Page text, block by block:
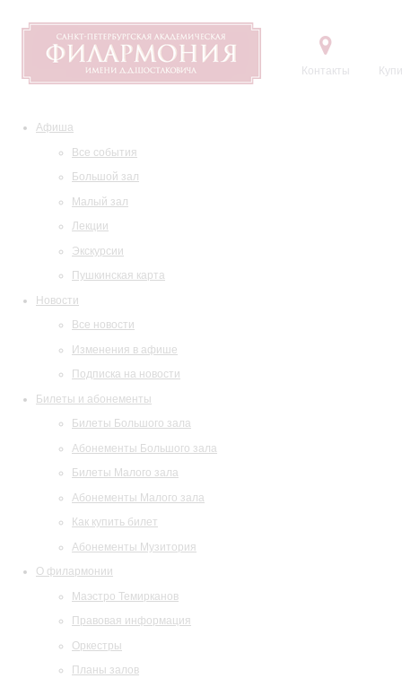
Контакты
Афиша
Все события
Большой зал
Малый зал
Лекции
Экскурсии
Пушкинская карта
Новости
Все новости
Изменения в афише
Подписка на новости
Билеты и абонементы
Билеты Большого зала
Абонементы Большого зала
Билеты Малого зала
Абонементы Малого зала
Как купить билет
Абонементы Музитория
О филармонии
Маэстро Темирканов
Правовая информация
Оркестры
Планы залов